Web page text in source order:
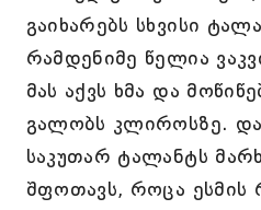
გაიხარებს სხვისი
რამდენიმე წელია
მას აქვს ხმა და
გალობს კლიროსზე.
საკუთარ ტალანტს
შფოთავს, როცა